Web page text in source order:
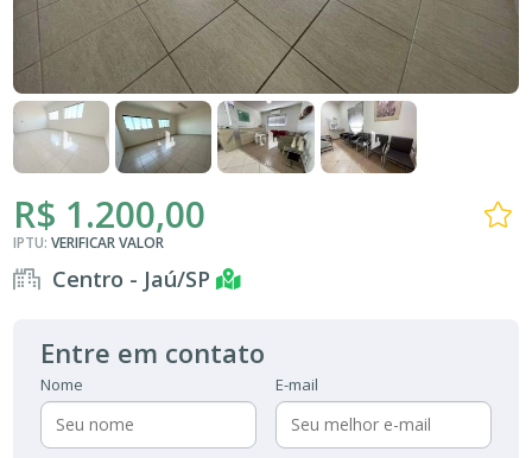
R$ 1.200,00
IPTU:VERIFICAR VALOR
Centro - Jaú/SP
Entre em contato
Nome E-mail